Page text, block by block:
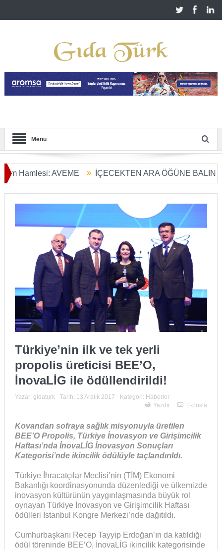
Menü
AVEME İÇECEKTEN ARA ÖĞÜNE BALIN
Başladı
Türkiye’nin ilk ve tek yerli
propolis üreticisi BEE’O,
İnovaLİG ile ödüllendirildi!
Yazar: gidaturk Tarih: 13 Aralık 2017 Kategori: Haberler
Yazdır
E-posta
Kovandan sofraya sağlık misyonuyla üretilen
BEE’O Propolis, Türkiye İnovasyon ve Girişimcilik
Haftası’nda İnovaLİG İnovasyon Sonuçları
Kategorisi’nde ikincilik ödülüyle taçlandırıldı.
Türkiye İhracatçılar Meclisi’nin (TİM) Ekonomi
Bakanlığı koordinasyonunda düzenlediği ve ülkemizde
inovasyon kültürünün yaygınlaşmasında büyük rol
oynayan Türkiye İnovasyon ve Girişimcilik Haftası
ödülleri İstanbul Kongre Merkezi’nde dağıtıldı.
Cumhurbaşkanı Recep Tayyip Erdoğan’ın da katıldığı
ödül töreninde BEE’O, İnovaLİG ikincilik kategorisinde